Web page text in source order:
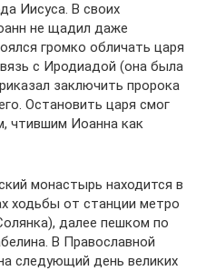
Иисуса. В своих
не щадил даже
громко обличать царя
с Иродиадой (она была
заключить пророка
Остановить царя смог
чтившим Иоанна как
монастырь находится в
ходьбы от станции метро
далее пешком по
В Православной
следующий день великих